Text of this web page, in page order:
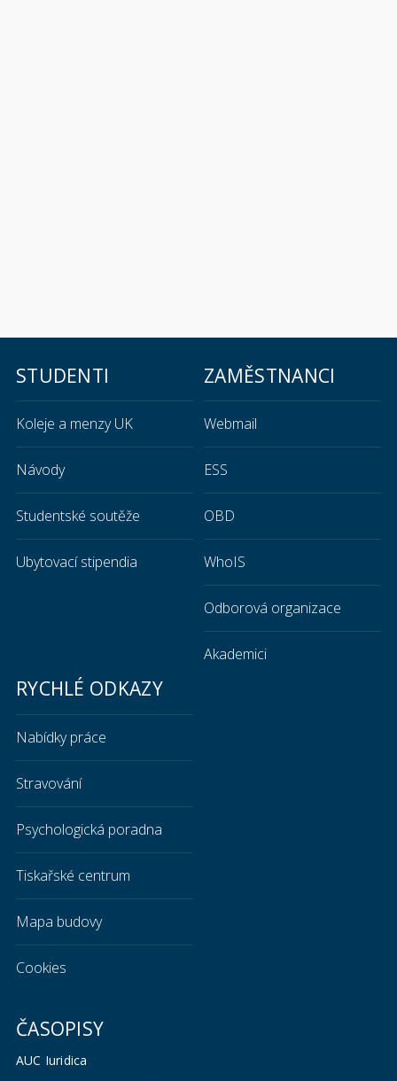
STUDENTI
Koleje a menzy UK
Návody
Studentské soutěže
Ubytovací stipendia
ZAMĚSTNANCI
Webmail
ESS
OBD
WhoIS
Odborová organizace
Akademici
RYCHLÉ ODKAZY
Nabídky práce
Stravování
Psychologická poradna
Tiskařské centrum
Mapa budovy
Cookies
ČASOPISY
AUC Iuridica